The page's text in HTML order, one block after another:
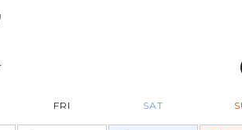
FRI SAT